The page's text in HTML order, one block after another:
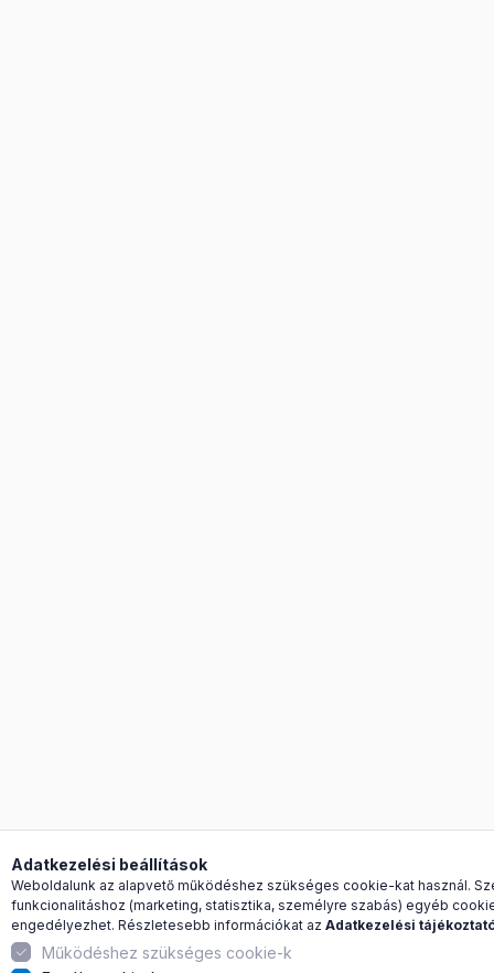
Adatkezelési beállítások
Weboldalunk az alapvető működéshez szükséges cookie-kat használ.
funkcionalitáshoz (marketing, statisztika, személyre szabás) egyéb
engedélyezhet. Részletesebb információkat az Adatkezelési
Működéshez szükséges cookie-k